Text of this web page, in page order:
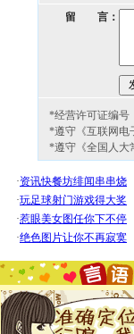
留 言：
*经营许可证编号
*遵守《互联网电
*遵守《全国人大
[圣诞节] 圣诞节到了，想想
你太多，只有给你五千万
要平安！千万要知足！千
能正大光明地骚扰你,告诉
天都要快乐噢!
[圣诞节]奉上一颗祝福的心,
如意,快乐,鲜花,一切美好的